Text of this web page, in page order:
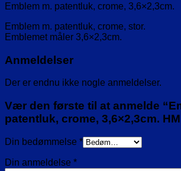
Emblem m. patentluk, crome, 3,6×2,3cm.
Emblem m. patentluk, crome, stor.
Emblemet måler 3,6×2,3cm.
Anmeldelser
Der er endnu ikke nogle anmeldelser.
Vær den første til at anmelde
patentluk, crome, 3,6×2,3cm.
Din bedømmelse *
Din anmeldelse *